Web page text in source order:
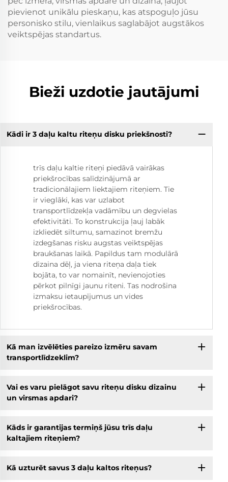
pievienot unikālu pieskaņu, kas atspoguļo jūsu
personisko stilu, vienlaikus saglabājot augstākos
veiktspējas standartus.
Bieži uzdotie jautājumi
Kādi ir 3 daļu kaltu riteņu disku priekšnosti?
trīs daļu kaltie riteņi piedāvā vairākas
priekšrocības salīdzinājumā ar
tradicionālajiem liektajiem riteņiem. Tie
ir vieglāki, kas var uzlabot
transportlīdzekļa vadāmību un degvielas
efektivitāti. To konstrukcija ļauj labāk
izkliedēt siltumu, samazinot bremžu
izdegšanas risku augstas veiktspējas
braukšanas laikā. Papildus tam modulārā
dizaina dēļ, ja viena riteņa daļa tiek
bojāta, to var nomainīt, nevienojoties
pērkot pilnīgi jaunu riteni. Tas nodrošina
izmaksu ietaupījumus un vides
priekšrocības.
Kā man izvēlēties pareizo izmēru savam
transportlīdzeklim?
Vai es varu pielāgot savu riteņu disku dizainu
un virsmas apdari?
Kāds ir garantijas termiņš jūsu trīs daļu
kaltajiem riteņiem?
Kā uzturēt savus 3 daļu kaltos riteņus?